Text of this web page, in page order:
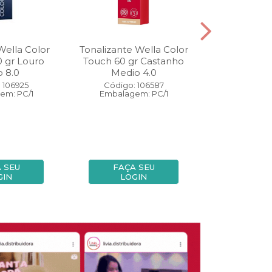
Color
gr Louro
8.0
PC/1
SEU
Tonalizante Wella Color
Touch 60 gr Castanho
Medio 4.0
Código: 106587
Embalagem: PC/1
FAÇA SEU
LOGIN